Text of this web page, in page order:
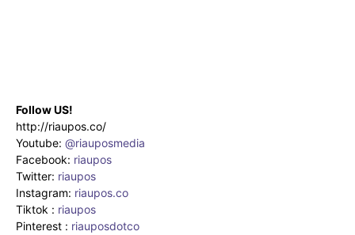
Follow US!
http://riaupos.co/
Youtube: @riauposmedia
Facebook: riaupos
Twitter: riaupos
Instagram: riaupos.co
Tiktok : riaupos
Pinterest : riauposdotco